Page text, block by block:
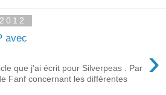
avec
›
que j'ai écrit pour Silverpeas . Par
Fanf concernant les différentes